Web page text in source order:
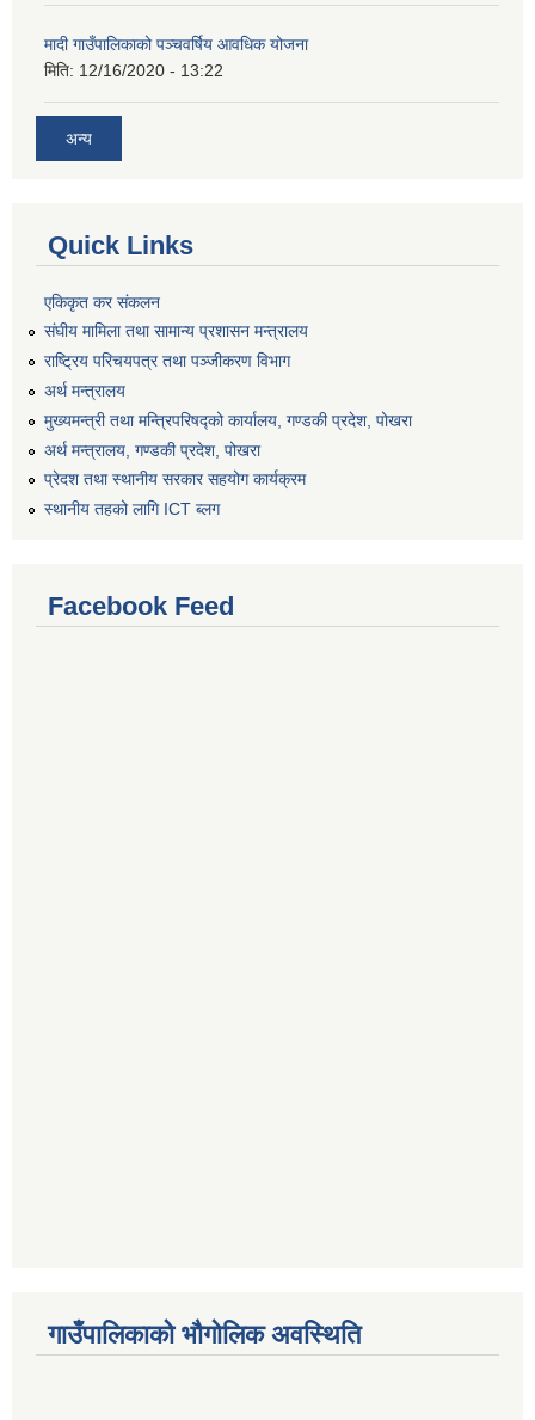
मादी गाउँपालिकाको पञ्चवर्षिय आवधिक योजना
मिति: 12/16/2020 - 13:22
अन्य
Quick Links
एकिकृत कर संकलन
संघीय मामिला तथा सामान्य प्रशासन मन्त्रालय
राष्ट्रिय परिचयपत्र तथा पञ्जीकरण विभाग
अर्थ मन्त्रालय
मुख्यमन्त्री तथा मन्त्रिपरिषद्को कार्यालय, गण्डकी प्रदेश, पोखरा
अर्थ मन्त्रालय, गण्डकी प्रदेश, पोखरा
प्रेदश तथा स्थानीय सरकार सहयोग कार्यक्रम
स्थानीय तहको लागि ICT ब्लग
Facebook Feed
गाउँपालिकाको भौगोलिक अवस्थिति